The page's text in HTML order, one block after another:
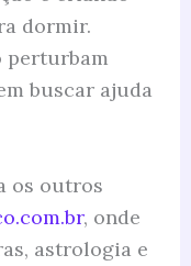
dormir.
perturbam
buscar ajuda
os outros
, onde
astrologia e